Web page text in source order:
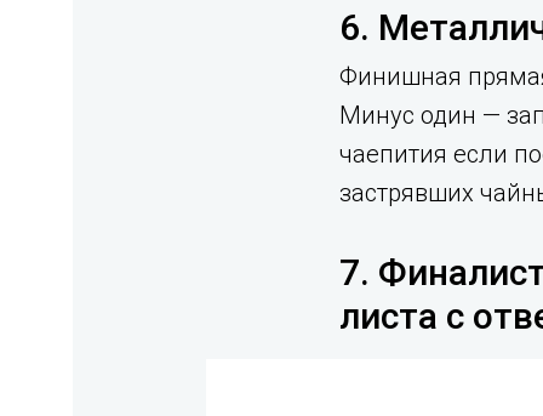
6.
Финишная
Минус один —
чаепития если
застрявших
7.
листа с